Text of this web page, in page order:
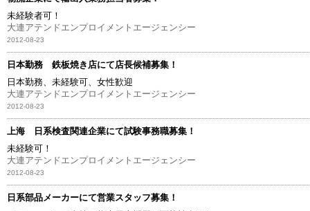
未経験者可！
大連アテンドエンプロイメントエージェンシー
2012-08-23
日本勤務 鉄板焼き店にて店長候補募集！
日本勤務、未経験可、女性歓迎
大連アテンドエンプロイメントエージェンシー
2012-08-23
上海 日系検査関連企業にて試験事務職募集！
未経験可！
大連アテンドエンプロイメントエージェンシー
2012-08-23
日系部品メーカーにて営業スタッフ募集！